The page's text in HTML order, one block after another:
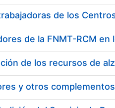
y otros complementos